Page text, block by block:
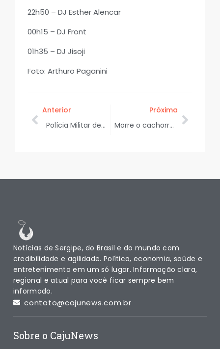
22h50 – DJ Esther Alencar
00h15 – DJ Front
01h35 – DJ Jisoji
Foto: Arthuro Paganini
Anterior
Polícia Militar de Sergipe prepara operação de segurança para prévia do Carnaval e do Verão Sergipe 2026
Próxima
Morre o cachorro “Zico” após ser esfaqueado na Praia da Atalaia Nova, na Barra dos Coqueiros
Notícias de Sergipe, do Brasil e do mundo com
credibilidade e agilidade. Política, economia, saúde e
entretenimento em um só lugar. Informação clara,
regional e atual para você ficar sempre bem
informado.
contato@cajunews.com.br
Sobre o CajuNews